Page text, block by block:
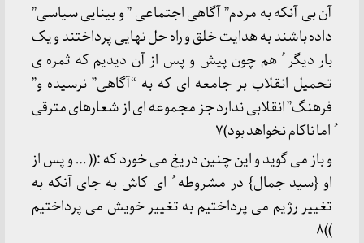
آن بی آنکه به مردم” آگاهی اجتماعی ” و بینایی سیاسی”
داده باشند به هدایت خلق و راه حل نهایی پرداختند و یک
بار دیگر ُ هم چون پیش و پس از آن دیدیم که ثمره ی
تحمیل انقلاب بر جامعه ای که به “آگاهی” نرسیده و”
فرهنگ” انقلابی ندارد جز مجموعه ای از شعارهای مترقی
ُ اما ناکام نخواهد بود)۷
و باز می گوید و این چنین دریغ می خورد که :(( … و پس از
او {سید جمال} در مشروطه ُ ای کاش به جای آنکه به
تغییر رژیم می پرداختیم به تغییر خویش می پرداختیم
))۸